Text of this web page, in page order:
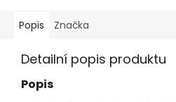
Popis Značka
Detailní popis produktu
Popis